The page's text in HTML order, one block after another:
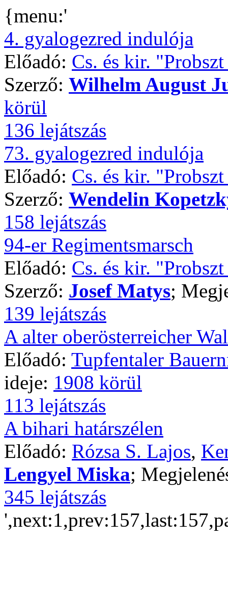
{menu:'
4. gyalogezred indulója
Előadó: Cs. és kir.
Szerző: Wilhelm August
körül
136 lejátszás
73. gyalogezred indulója
Előadó: Cs. és kir.
Szerző: Wendelin
158 lejátszás
94-er Regimentsmarsch
Előadó: Cs. és kir.
Szerző: Josef Matys;
139 lejátszás
A alter oberösterreicher
Előadó: Tupfentaler
ideje: 1908 körül
113 lejátszás
A bihari határszélen
Előadó: Rózsa S. Lajos,
Lengyel Miska;
345 lejátszás